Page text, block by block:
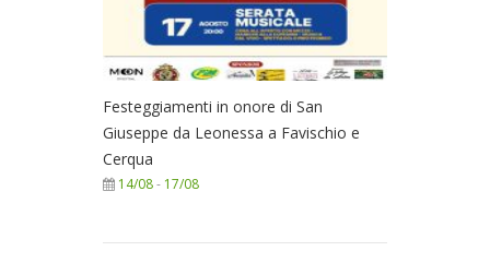
Festeggiamenti in onore di San
Giuseppe da Leonessa a Favischio e
Cerqua
14/08- 17/08